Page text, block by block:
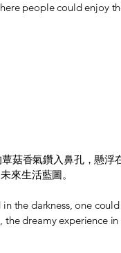
people could enjoy
菇香氣鑽入鼻孔，懸浮
來生活藍圖。
the darkness, one
dreamy experience